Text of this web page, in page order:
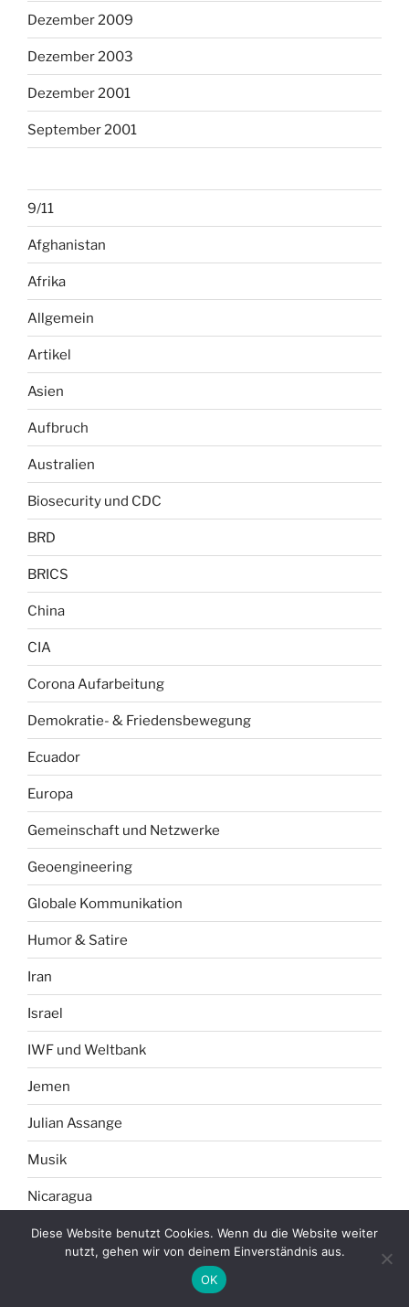
Dezember 2009
Dezember 2003
Dezember 2001
September 2001
9/11
Afghanistan
Afrika
Allgemein
Artikel
Asien
Aufbruch
Australien
Biosecurity und CDC
BRD
BRICS
China
CIA
Corona Aufarbeitung
Demokratie- & Friedensbewegung
Ecuador
Europa
Gemeinschaft und Netzwerke
Geoengineering
Globale Kommunikation
Humor & Satire
Iran
Israel
IWF und Weltbank
Jemen
Julian Assange
Musik
Nicaragua
North Atlantic Treaty Organization (Nato)
Diese Website benutzt Cookies. Wenn du die Website weiter
nutzt, gehen wir von deinem Einverständnis aus.
OK